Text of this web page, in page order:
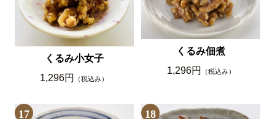
くるみ小女子
1,296円
（税込み）
くるみ佃煮
1,296円
（税込み）
17 18